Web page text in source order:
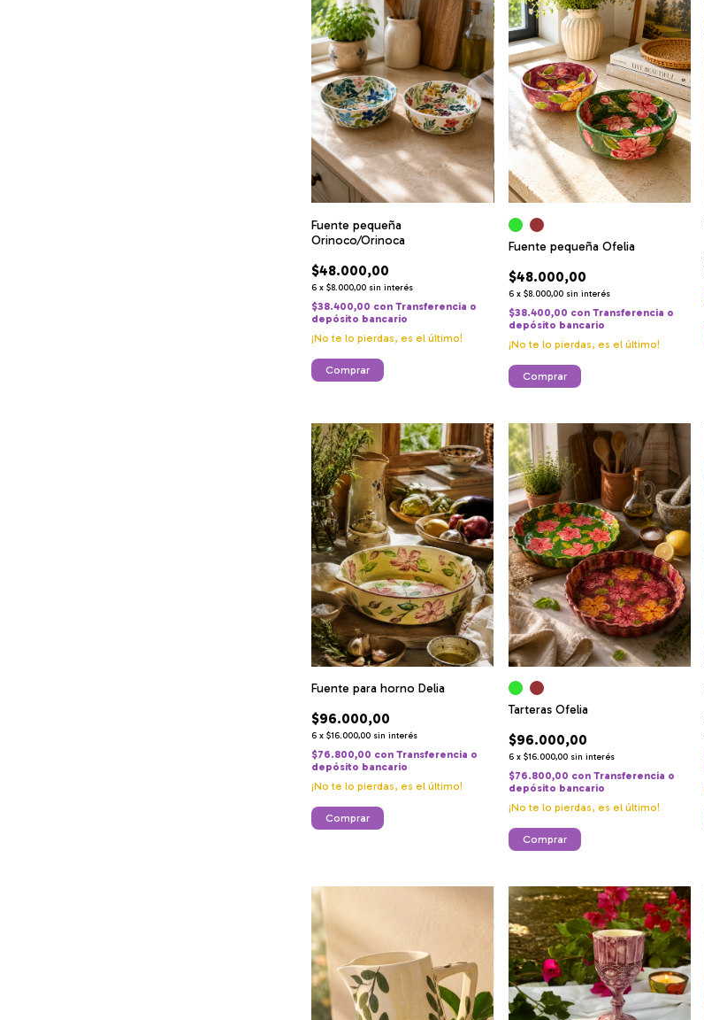
Fuente pequeña
Orinoco/Orinoca
$48.000,00
6 x$8.000,00 sin interés
$38.400,00 con Transferencia o
depósito bancario
¡No te lo pierdas, es el último!
Comprar
Fuente pequeña Ofelia
$48.000,00
6 x $8.000,00 sin interés
$38.400,00 con Transferencia o
depósito bancario
¡No te lo pierdas, es el último!
Comprar
Fuente para horno Delia
$96.000,00
6 x$16.000,00 sin interés
$76.800,00 con Transferencia o
depósito bancario
¡No te lo pierdas, es el último!
Tarteras Ofelia
$96.000,00
6 x $16.000,00 sin interés
$76.800,00 con Transferencia o
depósito bancario
¡No te lo pierdas, es el último!
Comprar